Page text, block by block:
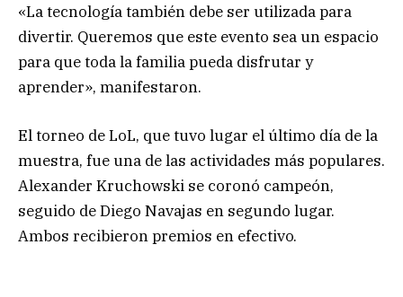
«La tecnología también debe ser utilizada para
divertir. Queremos que este evento sea un espacio
para que toda la familia pueda disfrutar y
aprender», manifestaron.
El torneo de LoL, que tuvo lugar el último día de la
muestra, fue una de las actividades más populares.
Alexander Kruchowski se coronó campeón,
seguido de Diego Navajas en segundo lugar.
Ambos recibieron premios en efectivo.